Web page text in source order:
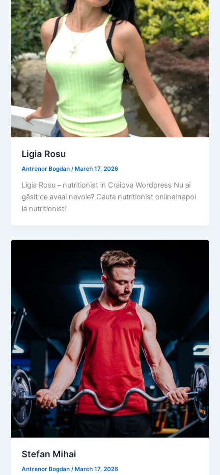
Ligia Rosu
Antrenor Bogdan/ March 17, 2026
Ligia Rosu – nutritionist in Craiova Wordpress Nu ai
găsit ce aveai nevoie? Cauta nutritionist onlineInapoi
la nutritionisti
Stefan Mihai
Antrenor Bogdan/ March 17, 2026